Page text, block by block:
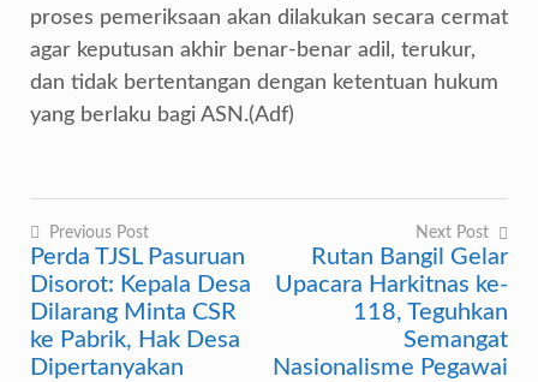
proses pemeriksaan akan dilakukan secara cermat
agar keputusan akhir benar-benar adil, terukur,
dan tidak bertentangan dengan ketentuan hukum
yang berlaku bagi ASN.(Adf)
Navigasi
pos
Previous Post
Perda TJSL Pasuruan
Disorot: Kepala Desa
Dilarang Minta CSR
ke Pabrik, Hak Desa
Dipertanyakan
Next Post
Rutan Bangil Gelar
Upacara Harkitnas ke-
118, Teguhkan
Semangat
Nasionalisme Pegawai